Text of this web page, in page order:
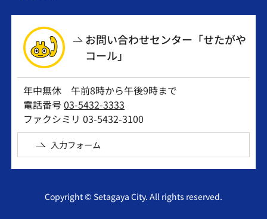
お問い合わせセンター「せたがや
コール」
年中無休 午前8時から午後9時まで
電話番号03-5432-3333
ファクシミリ 03-5432-3100
入力フォーム
Copyright © Setagaya City. All rights reserved.